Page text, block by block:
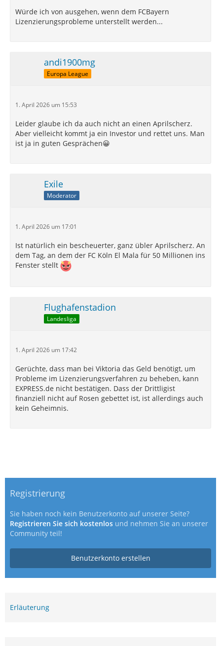
Würde ich von ausgehen, wenn dem FCBayern
Lizenzierungsprobleme unterstellt werden...
andi1900mg
Europa League
1. April 2026 um 15:53
Leider glaube ich da auch nicht an einen Aprilscherz.
Aber vielleicht kommt ja ein Investor und rettet uns. Man
ist ja in guten Gesprächen😀
Exile
Moderator
1. April 2026 um 17:01
Ist natürlich ein bescheuerter, ganz übler Aprilscherz. An
dem Tag, an dem der FC Köln El Mala für 50 Millionen ins
Fenster stellt
Flughafenstadion
Landesliga
1. April 2026 um 17:42
Gerüchte, dass man bei Viktoria das Geld benötigt, um
Probleme im Lizenzierungsverfahren zu beheben, kann
EXPRESS.de nicht bestätigen. Dass der Drittligist
finanziell nicht auf Rosen gebettet ist, ist allerdings auch
kein Geheimnis.
Registrierung
Sie haben noch kein Benutzerkonto auf unserer Seite?
Registrieren Sie sich kostenlos und nehmen Sie an unserer
Community teil!
Benutzerkonto erstellen
Erläuterung